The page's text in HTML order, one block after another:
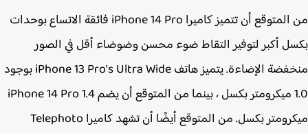
من المتوقع أن تتميز كاميرا iPhone 14 Pro‌ فائقة الاتساع بوحدات
أكبر لتوفير التقاط ضوء محسن وضوضاء أقل في الصور
منخفضة الإضاءة. يتميز هاتف iPhone 13 Pro‌'s Ultra Wide بوجود
1.0 ميكرومتر بكسل ، بينما من المتوقع أن يضم iPhone 14 Pro‌ 1.4
ميكرومتر بكسل. من المتوقع أيضًا أن تشهد كاميرا Telephoto